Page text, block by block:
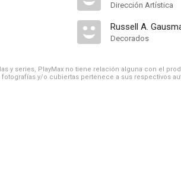
Dirección Artística
Russell A.
Decorados
y series, PlayMax no tiene relación alguna con el
y/o cubiertas pertenece a sus respectivos